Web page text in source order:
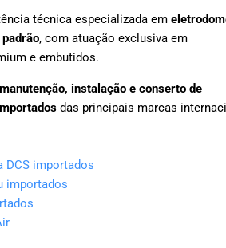
técnica especializada em
, com atuação exclusiva em
e embutidos.
manutenção, instalação e conserto de
das principais marcas
DCS importados
importados